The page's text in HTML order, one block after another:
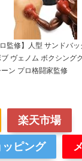
監修】人型 サンドバッ
ヴェノム ボクシング
ン プロ格闘家監修
楽天市場
ピング